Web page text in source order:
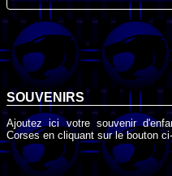
SOUVENIRS
Ajoutez ici votre souvenir
Corses en cliquant sur le bouton